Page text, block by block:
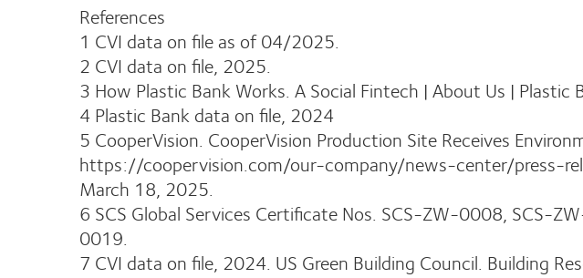
References
1 CVI data on file as of 04/2025.
2 CVI data on file, 2025.
3 How Plastic Bank Works. A Social Fintech | About Us |
4 Plastic Bank data on file, 2024
5 CooperVision. CooperVision Production Site Receives
https://coopervision.com/our-company/news-center/press-
March 18, 2025.
6 SCS Global Services Certificate Nos. SCS-ZW-0008,
0019.
7 CVI data on file, 2024. US Green Building Council. Building